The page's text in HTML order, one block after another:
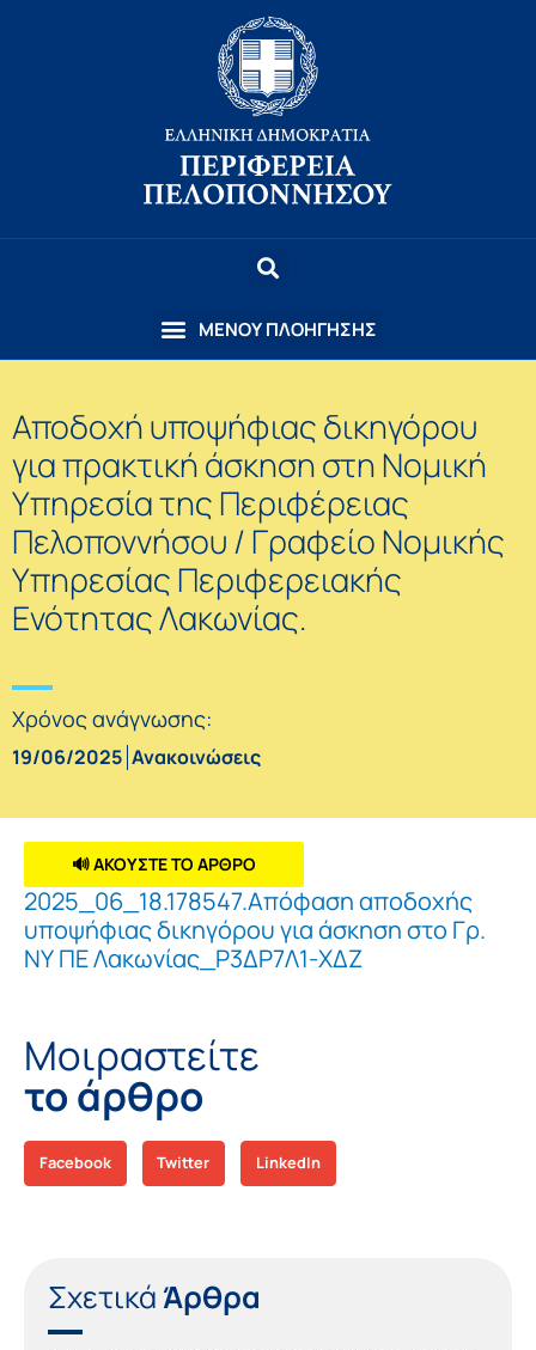
Αποδοχή υποψήφιας δικηγόρου
για πρακτική άσκηση στη Νομική
Υπηρεσία της Περιφέρειας
Πελοποννήσου / Γραφείο Νομικής
Υπηρεσίας Περιφερειακής
Ενότητας Λακωνίας.
Χρόνος ανάγνωσης:
19/06/2025 Ανακοινώσεις
🔊 ΑΚΟΥΣΤΕ ΤΟ ΑΡΘΡΟ
2025_06_18.178547.Απόφαση αποδοχής
υποψήφιας δικηγόρου για άσκηση στο Γρ.
ΝΥ ΠΕ Λακωνίας_Ρ3ΔΡ7Λ1-ΧΔΖ
Μοιραστείτε
το άρθρο
Facebook Twitter LinkedIn
Σχετικά Άρθρα